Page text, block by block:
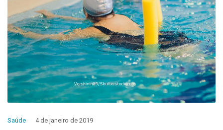
Saúde 4 de janeiro de 2019